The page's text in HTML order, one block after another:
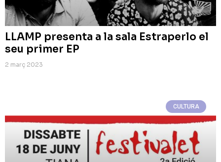
LLAMP presenta a la sala Estraperlo el
seu primer EP
2 març 2023
CULTURA